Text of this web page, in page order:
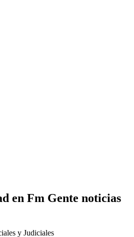
en Fm Gente noticias
y Judiciales